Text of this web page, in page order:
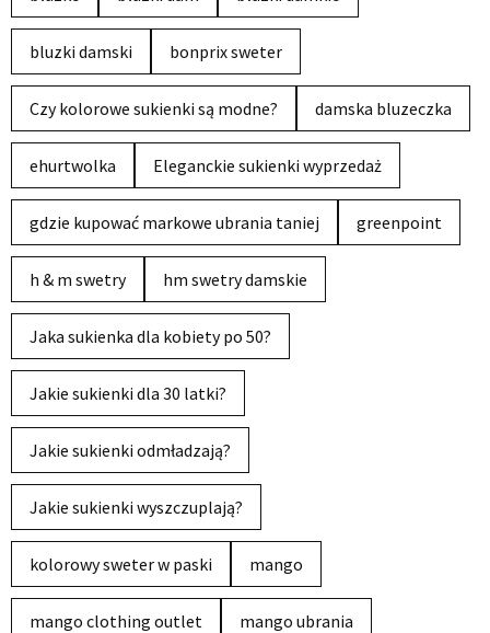
bluzki damski bonprix sweter
Czy kolorowe sukienki są modne? damska bluzeczka
ehurtwolka Eleganckie sukienki wyprzedaż
gdzie kupować markowe ubrania taniej greenpoint
h & m swetry hm swetry damskie
Jaka sukienka dla kobiety po 50?
Jakie sukienki dla 30 latki?
Jakie sukienki odmładzają?
Jakie sukienki wyszczuplają?
kolorowy sweter w paski mango
mango clothing outlet mango ubrania